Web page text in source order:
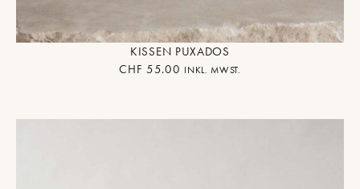
KISSEN PUXADOS
CHF 55.00 INKL. MWST.